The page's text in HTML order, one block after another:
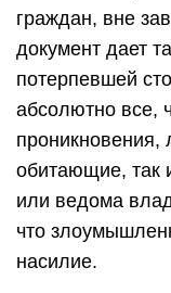
граждан, вне
документ дает
потерпевшей
абсолютно все,
проникновения,
обитающие, так
или ведома
что
насилие.